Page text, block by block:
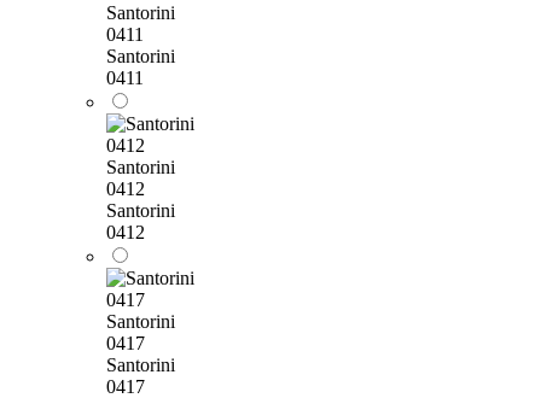
Santorini
0411
Santorini
0411
Santorini
0412
Santorini
0412
Santorini
0417
Santorini
0417